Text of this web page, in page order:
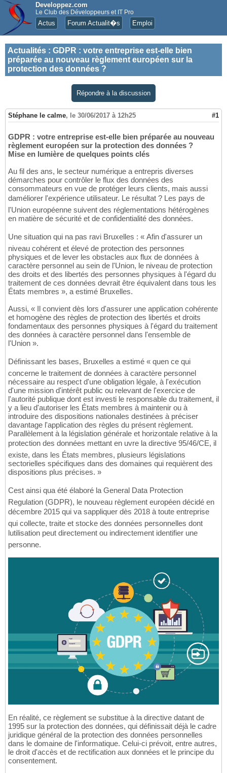
Developpez.com
Le Club des Développeurs et IT Pro
Actus Forum Actualit�s Emploi
Actualités : GDPR : votre entreprise est-elle bien
préparée au nouveau règlement européen sur la
protection des données ?
Répondre à la discussion
Stéphane le calme, le 30/06/2017 à 12h25 #1
GDPR : votre entreprise est-elle bien préparée au nouveau
règlement européen sur la protection des données ?
Mise en lumière de quelques points clés
Au fil des ans, le secteur numérique a entrepris diverses
démarches pour contrôler le flux des données des
consommateurs en vue de protéger leurs clients, mais aussi
daméliorer l'expérience utilisateur. Le résultat ? Les pays de
l'Union européenne suivent des réglementations hétérogènes
en matière de sécurité et de confidentialité des données.
Une situation qui na pas ravi Bruxelles : « Afin d'assurer un
niveau cohérent et élevé de protection des personnes
physiques et de lever les obstacles aux flux de données à
caractère personnel au sein de l'Union, le niveau de protection
des droits et des libertés des personnes physiques à l'égard du
traitement de ces données devrait être équivalent dans tous les
États membres », a estimé Bruxelles.
Aussi, « Il convient dès lors d'assurer une application cohérente
et homogène des règles de protection des libertés et droits
fondamentaux des personnes physiques à l'égard du traitement
des données à caractère personnel dans l'ensemble de
l'Union ».
Définissant les bases, Bruxelles a estimé « quen ce qui
concerne le traitement de données à caractère personnel
nécessaire au respect d'une obligation légale, à l'exécution
d'une mission d'intérêt public ou relevant de l'exercice de
l'autorité publique dont est investi le responsable du traitement, il
y a lieu d'autoriser les États membres à maintenir ou à
introduire des dispositions nationales destinées à préciser
davantage l'application des règles du présent règlement.
Parallèlement à la législation générale et horizontale relative à la
protection des données mettant en uvre la directive 95/46/CE, il
existe, dans les États membres, plusieurs législations
sectorielles spécifiques dans des domaines qui requièrent des
dispositions plus précises. »
Cest ainsi qua été élaboré la General Data Protection
Regulation (GDPR), le nouveau règlement européen décidé en
décembre 2015 qui va sappliquer dès 2018 à toute entreprise
qui collecte, traite et stocke des données personnelles dont
lutilisation peut directement ou indirectement identifier une
personne.
En réalité, ce règlement se substitue à la directive datant de
1995 sur la protection des données, qui définissait déjà le cadre
juridique général de la protection des données personnelles
dans le domaine de l'informatique. Celui-ci prévoit, entre autres,
le droit d'accès et de rectification aux données et le principe du
consentement.